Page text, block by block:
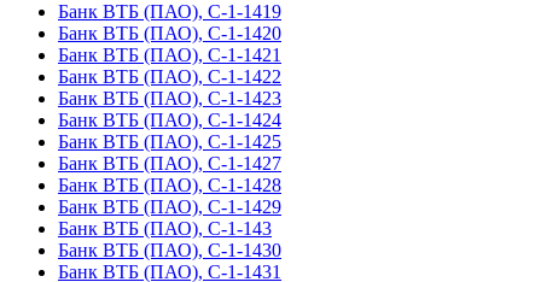
Банк ВТБ (ПАО), С-1-1419
Банк ВТБ (ПАО), С-1-1420
Банк ВТБ (ПАО), С-1-1421
Банк ВТБ (ПАО), С-1-1422
Банк ВТБ (ПАО), С-1-1423
Банк ВТБ (ПАО), С-1-1424
Банк ВТБ (ПАО), С-1-1425
Банк ВТБ (ПАО), С-1-1427
Банк ВТБ (ПАО), С-1-1428
Банк ВТБ (ПАО), С-1-1429
Банк ВТБ (ПАО), С-1-143
Банк ВТБ (ПАО), С-1-1430
Банк ВТБ (ПАО), С-1-1431